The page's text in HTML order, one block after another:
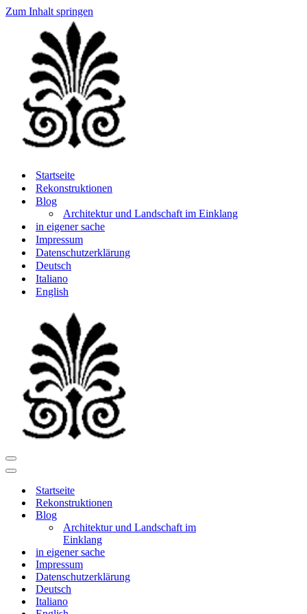
Zum Inhalt springen
Startseite
Rekonstruktionen
Blog
Architektur und Landschaft im Einklang
in eigener sache
Impressum
Datenschutzerklärung
Deutsch
Italiano
English
Navigationsmenü
Navigationsmenü
Startseite
Rekonstruktionen
Blog
Architektur und Landschaft im
Einklang
in eigener sache
Impressum
Datenschutzerklärung
Deutsch
Italiano